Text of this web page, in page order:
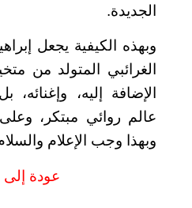
الجديدة.
وبهذه الكيفية يجعل
الغرائبي المتولد من
الإضافة إليه،
عالم روائي مبتكر،
وبهذا وجب الإعلام
عودة إلى